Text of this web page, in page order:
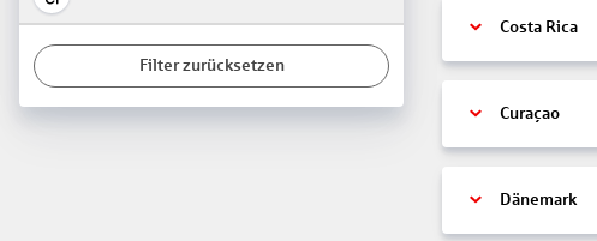
Filter zurücksetzen
Costa Rica
Curaçao
Dänemark